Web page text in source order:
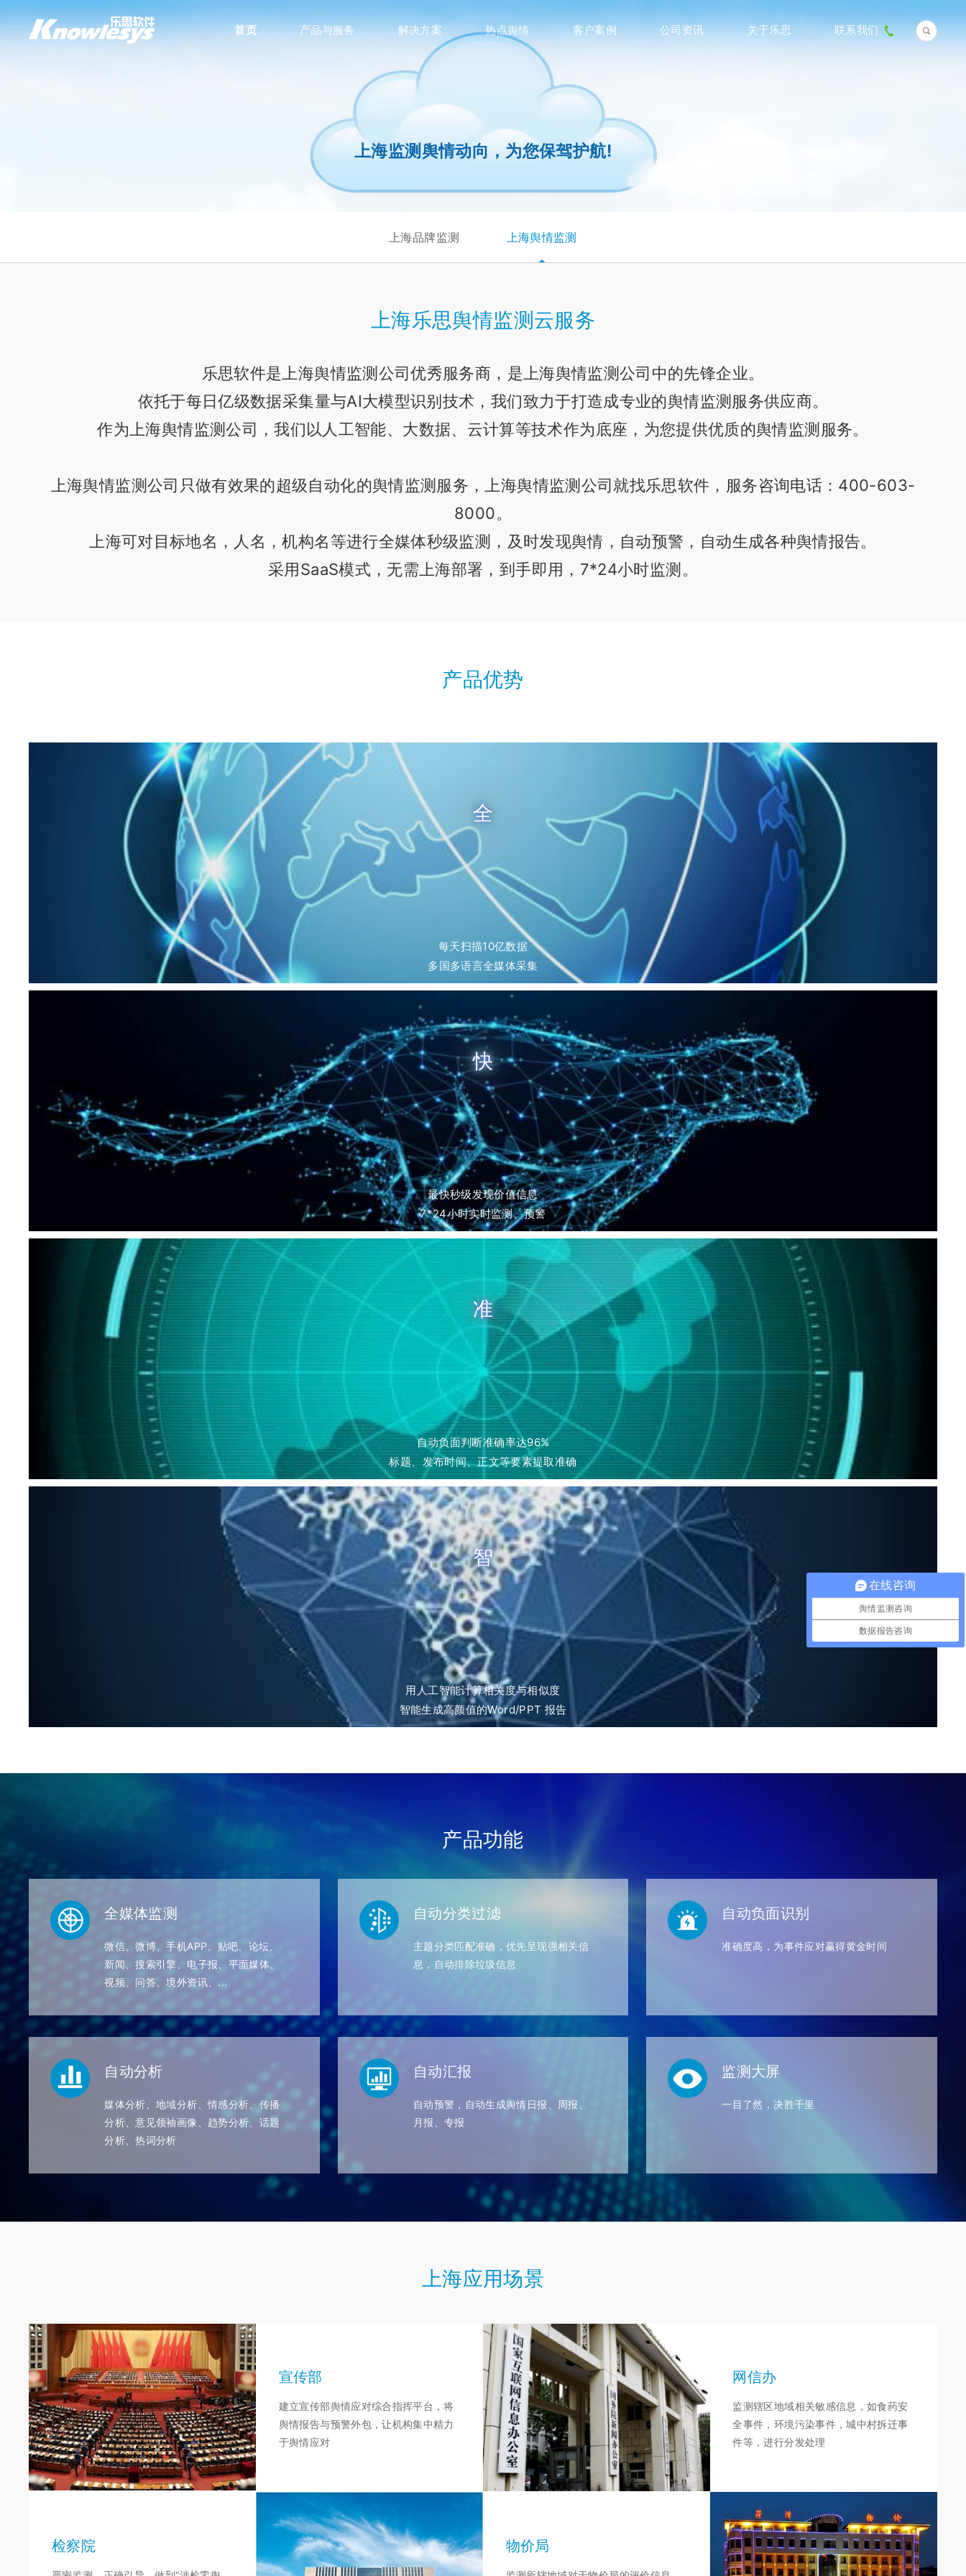
首页 产品与服务 解决方案 热点舆情 客户案例 公司资讯 关于乐思 联系我们
上海监测舆情动向，为您保驾护航!
上海品牌监测 上海舆情监测
上海乐思舆情监测云服务
乐思软件是上海舆情监测公司优秀服务商，是上海舆情监测公司中的先锋企业。
依托于每日亿级数据采集量与AI大模型识别技术，我们致力于打造成专业的舆情监测服务供应商。
作为上海舆情监测公司，我们以人工智能、大数据、云计算等技术作为底座，为您提供优质的舆情监测服务。
上海舆情监测公司只做有效果的超级自动化的舆情监测服务，上海舆情监测公司就找乐思软件，服务咨询电话：400-603-
8000。
上海可对目标地名，人名，机构名等进行全媒体秒级监测，及时发现舆情，自动预警，自动生成各种舆情报告。
采用SaaS模式，无需上海部署，到手即用，7*24小时监测。
产品优势
全
每天扫描10亿数据
多国多语言全媒体采集
快
最快秒级发现价值信息
7*24小时实时监测、预警
准
自动负面判断准确率达96%
标题、发布时间、正文等要素提取准确
智
用人工智能计算相关度与相似度
智能生成高颜值的Word/PPT 报告
产品功能
全媒体监测
微信、微博、手机APP、贴吧、论坛、
新闻、搜索引擎、电子报、平面媒体、
视频、问答、境外资讯、...
自动分类过滤
主题分类匹配准确，优先呈现强相关信
息，自动排除垃圾信息
自动负面识别
准确度高，为事件应对赢得黄金时间
自动分析
媒体分析、地域分析、情感分析、传播
分析、意见领袖画像、趋势分析、话题
分析、热词分析
自动汇报
自动预警，自动生成舆情日报、周报、
月报、专报
监测大屏
一目了然，决胜千里
上海应用场景
宣传部
建立宣传部舆情应对综合指挥平台，将
舆情报告与预警外包，让机构集中精力
于舆情应对
网信办
监测辖区地域相关敏感信息，如食药安
全事件，环境污染事件，城中村拆迁事
件等，进行分发处理
检察院 物价局
在线咨询
舆情监测咨询
数据报告咨询